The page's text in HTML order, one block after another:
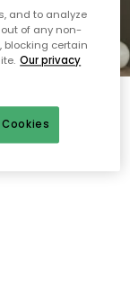
meiltä
and to analyze
of any non-
blocking certain
Our privacy